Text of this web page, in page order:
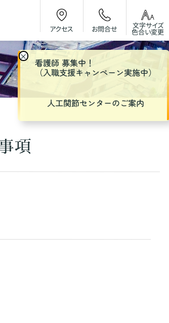
アクセス お問合せ 文字サイズ
色合い変更
項
×
看護師 募集中！
（入職支援キャンペーン実施中）
人工関節センターのご案内